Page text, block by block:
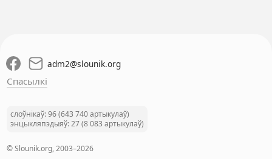
adm2@slounik.org
Спасылкі
слоўнікаў: 96 (643 740 артыкулаў)
энцыкляпэдыяў: 27 (8 083 артыкулаў)
© Slounik.org, 2003–2026